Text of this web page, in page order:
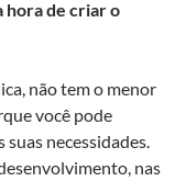
hora de criar o
não tem o menor
você pode
necessidades.
nas